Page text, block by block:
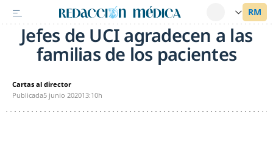
Jefes de UCI agradecen a las
familias de los pacientes
Cartas al director
Publicada5 junio 202013:10h